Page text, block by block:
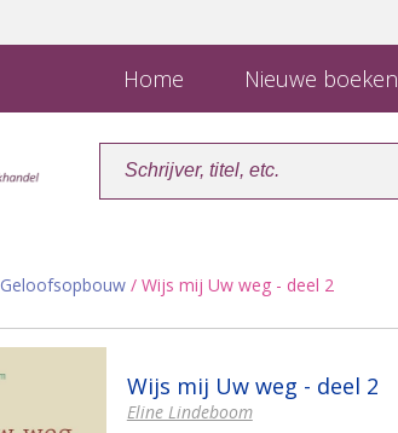
Home Nieuwe boeken
Geloofsopbouw / Wijs mij Uw weg - deel 2
Wijs mij Uw weg - deel 2
Eline Lindeboom